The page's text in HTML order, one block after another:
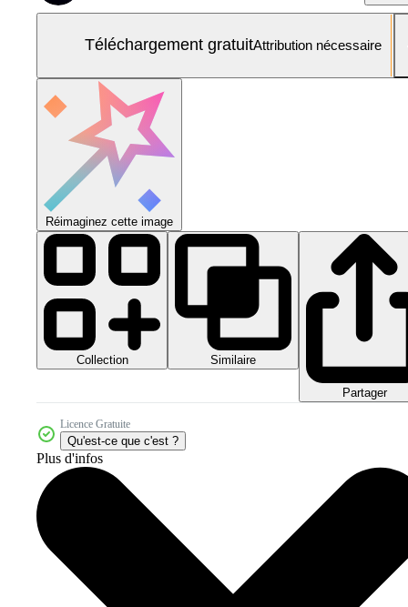
Téléchargement gratuitAttribution nécessaire
Réimaginez cette image
Collection Similaire
Partager
Licence Gratuite
Qu'est-ce que c'est ?
Plus d'infos